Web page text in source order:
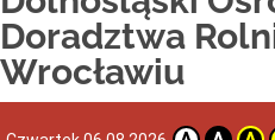
Doradztwa
Wrocławiu
Organizacyjne
Powiatowe
Zespoły
Doradztwa
Rolniczego